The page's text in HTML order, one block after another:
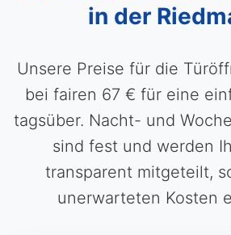
in der
Unsere Preise für die
bei fairen 67 € für eine
tagsüber. Nacht- und
sind fest und werden
transparent mitgeteilt,
unerwarteten Kosten